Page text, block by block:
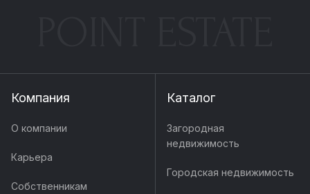
Компания
О компании
Карьера
Собственникам
Каталог
Загородная
недвижимость
Городская недвижимость